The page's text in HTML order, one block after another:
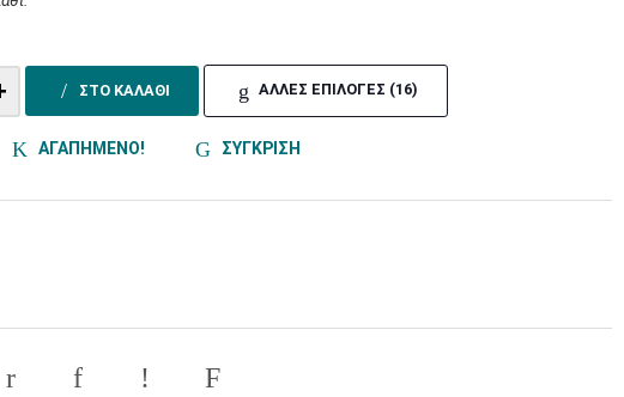
ΣΤΟ ΚΑΛΑΘΙ ΑΛΛΕΣ ΕΠΙΛΟΓΕΣ (16)
ΑΓΑΠΗΜΕΝΟ! ΣΥΓΚΡΙΣΗ